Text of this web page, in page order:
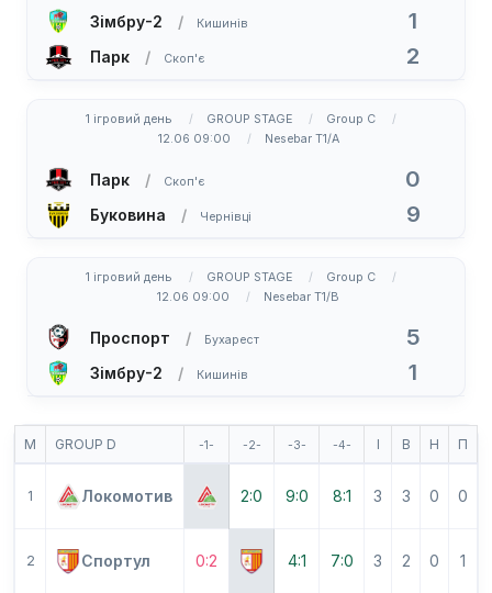
Зімбру-2 Кишинів 1
Парк Скоп'є 2
1 ігровий день GROUP STAGE
Group C
12.06 09:00
Nesebar T1/A
Парк Скоп'є 0
Буковина Чернівці 9
1 ігровий день GROUP STAGE
Group C
12.06 09:00
Nesebar T1/B
Проспорт Бухарест 5
Зімбру-2 Кишинів 1
М GROUP D -1- -2- -3- -4- І В Н П
1 Локомотив 2:0 9:0 8:1 3 3 0 0
2 Спортул 0:2 4:1 7:0 3 2 0 1